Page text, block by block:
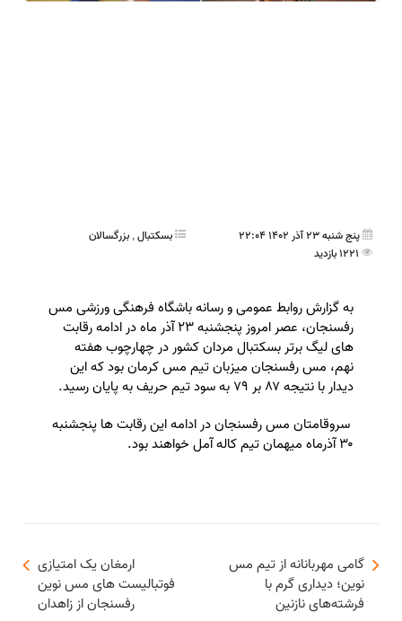
پنج شنبه 23 آذر 1402 22:04 بسکتبال, بزرگسالان
به گزارش روابط عمومی و رسانه باشگاه فرهنگی ورزشی مس
رفسنجان، عصر امروز پنجشنبه ۲۳ آذر ماه در ادامه رقابت
های لیگ برتر بسکتبال مردان کشور در چهارچوب هفته
نهم، مس رفسنجان میزبان تیم مس کرمان بود که این
دیدار با نتیجه ۸۷ بر ۷۹ به سود تیم حریف به پایان رسید.
سروقامتان مس رفسنجان در ادامه این رقابت ها پنجشنبه
۳۰ آذرماه میهمان تیم کاله آمل خواهند بود.
ارمغان یک امتیازی
فوتبالیست های مس نوین
رفسنجان از زاهدان
گامی مهربانانه از تیم مس
نوین؛ دیداری گرم با
فرشته‌های نازنین